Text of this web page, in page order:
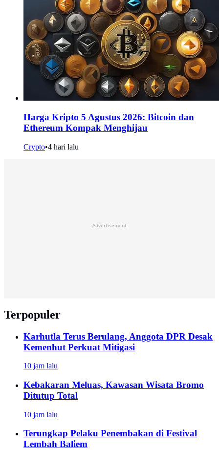
Harga Kripto 5 Agustus 2026: Bitcoin dan
Ethereum Kompak Menghijau
Crypto•4 hari lalu
Advertisement
Terpopuler
Karhutla Terus Berulang, Anggota DPR Desak
Kemenhut Perkuat Mitigasi
10 jam lalu
Kebakaran Meluas, Kawasan Wisata Bromo
Ditutup Total
10 jam lalu
Terungkap Pelaku Penembakan di Festival
Lembah Baliem